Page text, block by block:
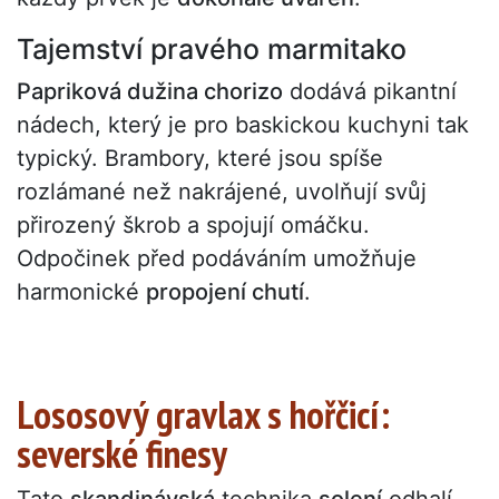
Tajemství pravého marmitako
Papriková dužina chorizo dodává pikantní
nádech, který je pro baskickou kuchyni tak
typický. Brambory, které jsou spíše
rozlámané než nakrájené, uvolňují svůj
přirozený škrob a spojují omáčku.
Odpočinek před podáváním umožňuje
harmonické propojení chutí.
Lososový gravlax s hořčicí:
severské finesy